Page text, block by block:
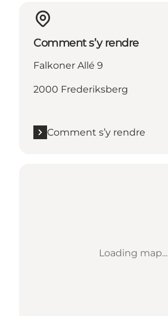
Comment s’y rendre
Falkoner Allé 9
2000 Frederiksberg
Comment s’y rendre
Loading map...